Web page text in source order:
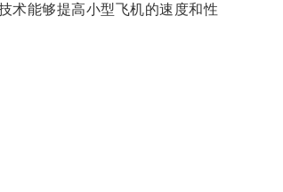
能够提高小型飞机的速度和性